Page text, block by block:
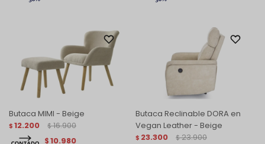
Butaca MIMI - Beige
$ 12.200 $ 16.900
$10.980
Butaca Reclinable DORA en
Vegan Leather - Beige
$ 23.300 $ 23.900